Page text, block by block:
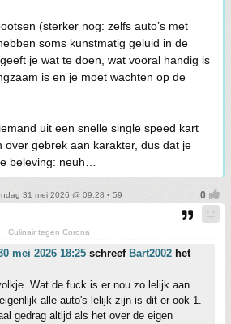
(sterker nog: zelfs auto’s met
soms kunstmatig geluid in de
je wat te doen, wat vooral handig is
is en je moet wachten op de
uit een snelle single speed kart
over gebrek aan karakter, dus dat je
beleving: neuh…
31 mei 2026 @ 09:28 • 59
Culinair tegen Corona
mei 2026 18:25 schreef Bart2002 het
Wat de fuck is er nou zo lelijk aan
alle auto's lelijk zijn is dit er ook 1.
gedrag altijd als het over de eigen